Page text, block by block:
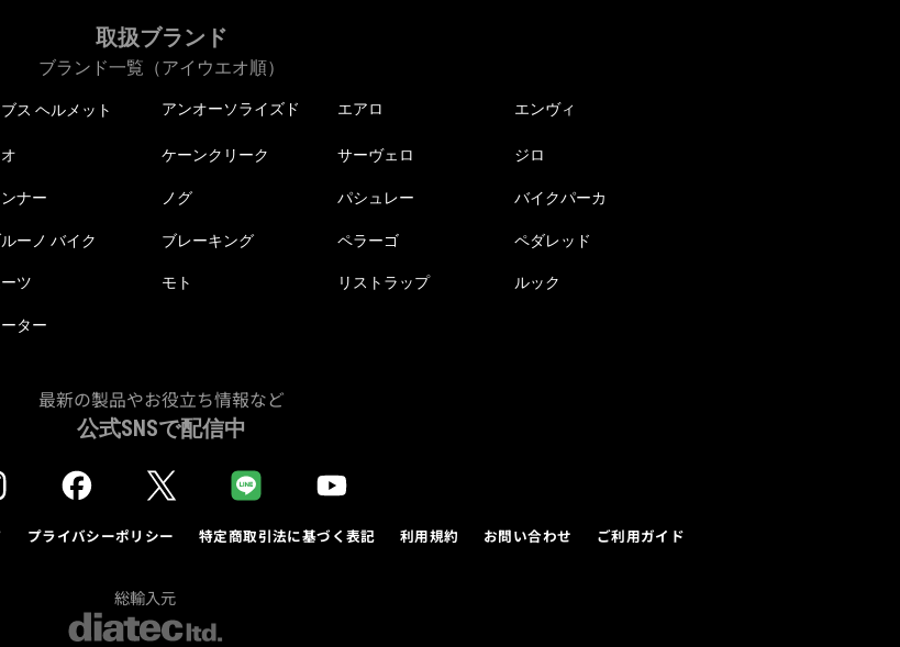
取扱ブランド
ブランド一覧（アイウエオ順）
ス ヘルメット アンオーソライズド エアロ エンヴィ
ケーンクリーク サーヴェロ ジロ
ナー ノグ パシュレー バイクパーカ
ーノ バイク ブレーキング ペラーゴ ペダレッド
ツ モト リストラップ ルック
ター
最新の製品やお役立ち情報など
公式SNSで配信中
プライバシーポリシー 特定商取引法に基づく表記 利用規約 お問い合わせ ご利用ガイド
総輸入元